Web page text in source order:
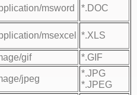
msword *.DOC
msexcel *.XLS
gif *.GIF
jpeg
*.JPG
*.JPEG